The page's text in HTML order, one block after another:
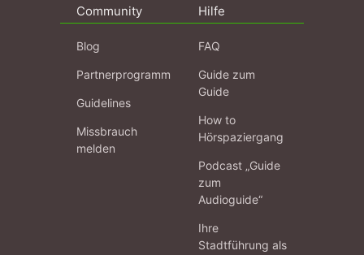
Community
Blog
Partnerprogramm
Guidelines
Missbrauch
melden
Hilfe
FAQ
Guide zum
Guide
How to
Hörspaziergang
Podcast „Guide
zum
Audioguide“
Ihre
Stadtführung als